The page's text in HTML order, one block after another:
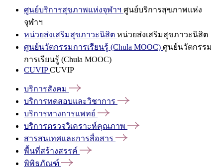
ศูนย์บริการสุขภาพแห่งจุฬาฯ ศูนย์บริการสุขภาพแห่ง
จุฬาฯ
หน่วยส่งเสริมสุขภาวะนิสิต หน่วยส่งเสริมสุขภาวะนิสิต
ศูนย์นวัตกรรมการเรียนรู้ (Chula MOOC) ศูนย์นวัตกรรม
การเรียนรู้ (Chula MOOC)
CUVIPCUVIP
บริการสังคม
บริการทดสอบและวิชาการ
บริการทางการแพทย์
บริการตรวจวิเคราะห์คุณภาพ
สารสนเทศและการสื่อสาร
พื้นที่สร้างสรรค์
พิพิธภัณฑ์